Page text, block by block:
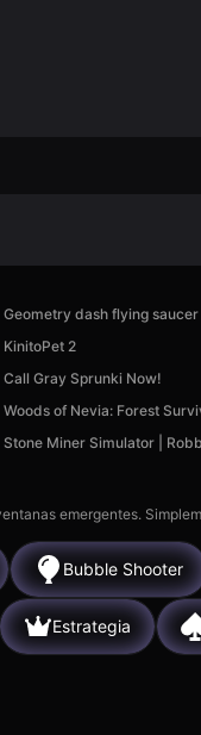
Geometry dash flying saucer
KinitoPet 2
Call Gray Sprunki Now!
Woods of Nevia: Forest
Stone Miner Simulator |
emergentes.
Bubble Shooter
Estrategia